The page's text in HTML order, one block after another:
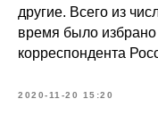
другие. Всего из
время было
корреспондента
2020-11-20 15:20